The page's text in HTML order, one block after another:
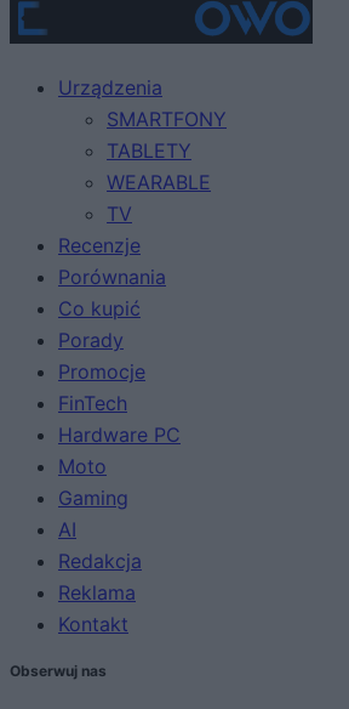
Urządzenia
SMARTFONY
TABLETY
WEARABLE
TV
Recenzje
Porównania
Co kupić
Porady
Promocje
FinTech
Hardware PC
Moto
Gaming
AI
Redakcja
Reklama
Kontakt
Obserwuj nas